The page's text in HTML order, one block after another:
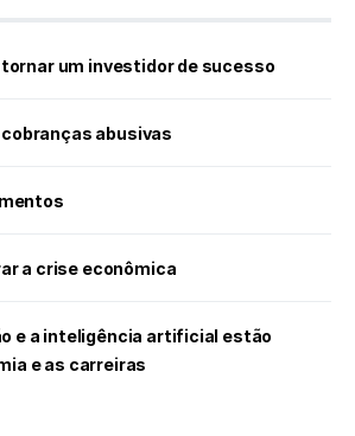
um investidor de sucesso
abusivas
a crise econômica
e a inteligência artificial estão
e as carreiras